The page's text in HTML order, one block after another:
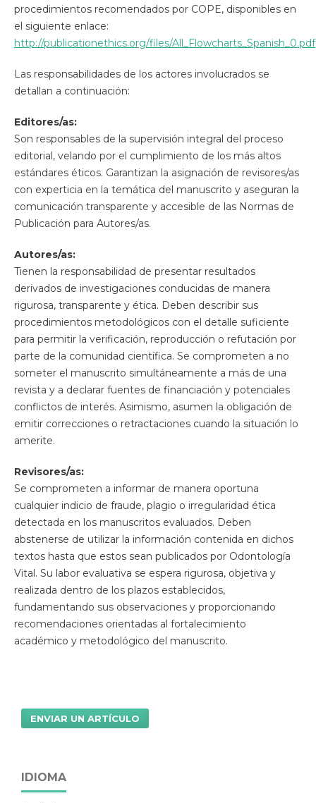
procedimientos recomendados por COPE, disponibles en
el siguiente enlace:
http://publicationethics.org/files/All_Flowcharts_Spanish_0.pdf
Las responsabilidades de los actores involucrados se
detallan a continuación:
Editores/as:
Son responsables de la supervisión integral del proceso
editorial, velando por el cumplimiento de los más altos
estándares éticos. Garantizan la asignación de revisores/as
con experticia en la temática del manuscrito y aseguran la
comunicación transparente y accesible de las Normas de
Publicación para Autores/as.
Autores/as:
Tienen la responsabilidad de presentar resultados
derivados de investigaciones conducidas de manera
rigurosa, transparente y ética. Deben describir sus
procedimientos metodológicos con el detalle suficiente
para permitir la verificación, reproducción o refutación por
parte de la comunidad científica. Se comprometen a no
someter el manuscrito simultáneamente a más de una
revista y a declarar fuentes de financiación y potenciales
conflictos de interés. Asimismo, asumen la obligación de
emitir correcciones o retractaciones cuando la situación lo
amerite.
Revisores/as:
Se comprometen a informar de manera oportuna
cualquier indicio de fraude, plagio o irregularidad ética
detectada en los manuscritos evaluados. Deben
abstenerse de utilizar la información contenida en dichos
textos hasta que estos sean publicados por Odontología
Vital. Su labor evaluativa se espera rigurosa, objetiva y
realizada dentro de los plazos establecidos,
fundamentando sus observaciones y proporcionando
recomendaciones orientadas al fortalecimiento
académico y metodológico del manuscrito.
ENVIAR UN ARTÍCULO
IDIOMA